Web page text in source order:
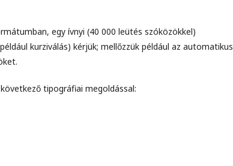
egy ívnyi (40 000 leütés szóközökkel)
kurziválás) kérjük; mellőzzük például az automatikus
tipográfiai megoldással: